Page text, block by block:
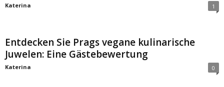
Katerina 1
Entdecken Sie Prags vegane kulinarische
Juwelen: Eine Gästebewertung
Katerina 0